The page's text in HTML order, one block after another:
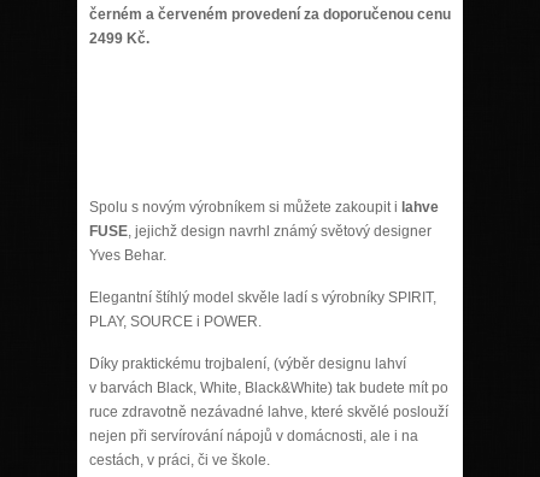
černém a červeném provedení za doporučenou cenu
2499 Kč.
Spolu s novým výrobníkem si můžete zakoupit i lahve
FUSE, jejichž design navrhl známý světový designer
Yves Behar.
Elegantní štíhlý model skvěle ladí s výrobníky SPIRIT,
PLAY, SOURCE i POWER.
Díky praktickému trojbalení, (výběr designu lahví
v barvách Black, White, Black&White) tak budete mít po
ruce zdravotně nezávadné lahve, které skvělé poslouží
nejen při servírování nápojů v domácnosti, ale i na
cestách, v práci, či ve škole.